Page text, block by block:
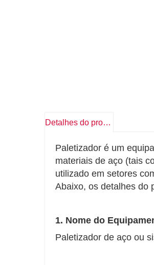
Detalhes do produto
Paletizador é um
materiais de aço (tais
utilizado em setores
Abaixo, os detalhes do
1. Nome do
Paletizador de aço ou